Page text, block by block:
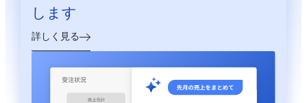
します
詳しく見る